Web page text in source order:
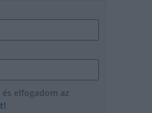
elfogadom az